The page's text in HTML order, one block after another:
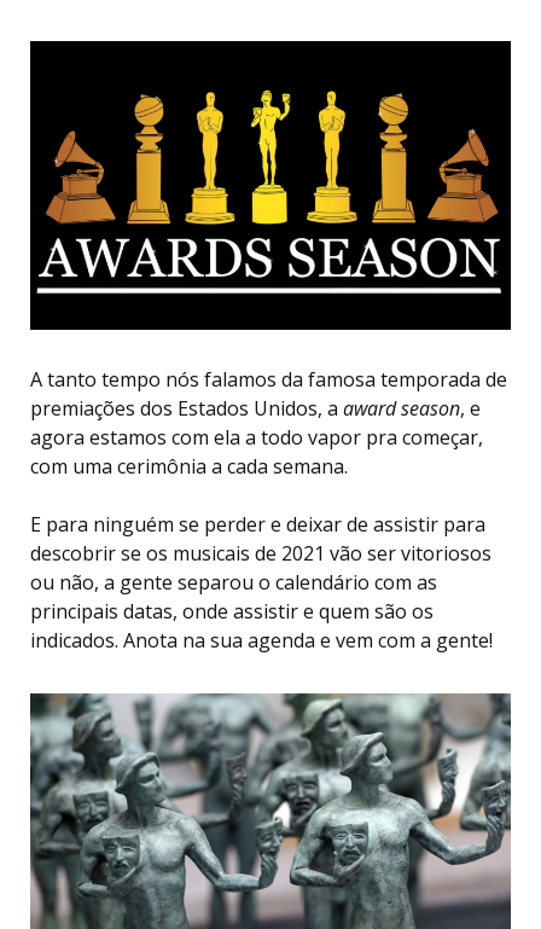
A tanto tempo nós falamos da famosa temporada de
premiações dos Estados Unidos, a award season, e
agora estamos com ela a todo vapor pra começar,
com uma cerimônia a cada semana.
E para ninguém se perder e deixar de assistir para
descobrir se os musicais de 2021 vão ser vitoriosos
ou não, a gente separou o calendário com as
principais datas, onde assistir e quem são os
indicados. Anota na sua agenda e vem com a gente!